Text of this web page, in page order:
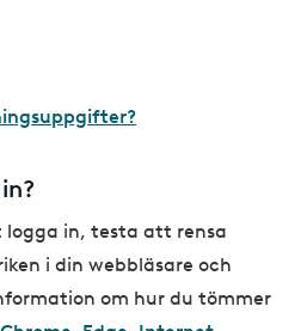
in, testa att rensa
i din webbläsare och
om hur du tömmer